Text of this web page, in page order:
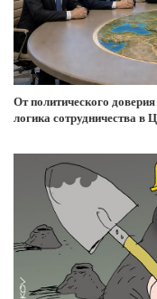
От политического
логика сотрудничества в